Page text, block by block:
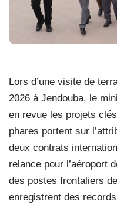
Lors d’une visite de
2026 à Jendouba, le
en revue les projets
phares portent sur
deux contrats
relance pour l’aéroport
des postes frontaliers
enregistrent des